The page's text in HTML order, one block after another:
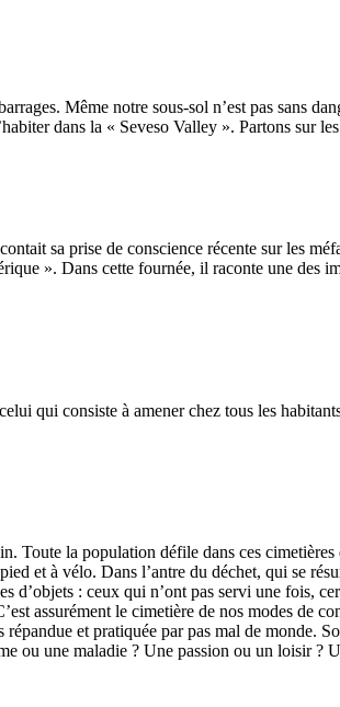
Même notre sous-sol n’est pas sans
dans la « Seveso Valley ». Partons sur
sa prise de conscience récente sur les
». Dans cette fournée, il raconte une des
qui consiste à amener chez tous les
Toute la population défile dans ces
et à vélo. Dans l’antre du déchet, qui se
d’objets : ceux qui n’ont pas servi une fois,
assurément le cimetière de nos modes de
et pratiquée par pas mal de monde.
ou une maladie ? Une passion ou un loisir